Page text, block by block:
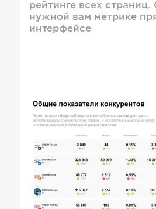
рейтинге всех страниц.
нужной вам метрике
интерфейсе